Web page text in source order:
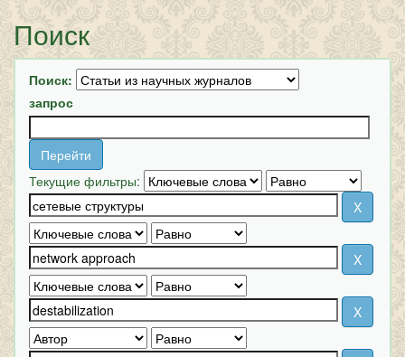
Поиск
Поиск:
запрос
Текущие фильтры: